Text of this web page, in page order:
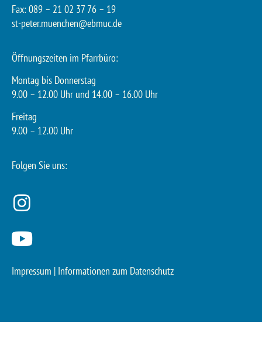
Fax: 089 – 21 02 37 76 – 19
st-peter.muenchen@ebmuc.de
Öffnungszeiten im Pfarrbüro:
Montag bis Donnerstag
9.00 – 12.00 Uhr und 14.00 – 16.00 Uhr
Freitag
9.00 – 12.00 Uhr
Folgen Sie uns:
Impressum | Informationen zum Datenschutz